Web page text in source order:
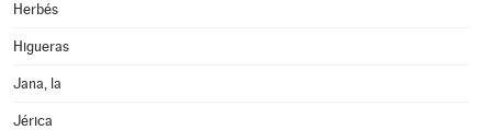
Herbés
Higueras
Jana, la
Jérica